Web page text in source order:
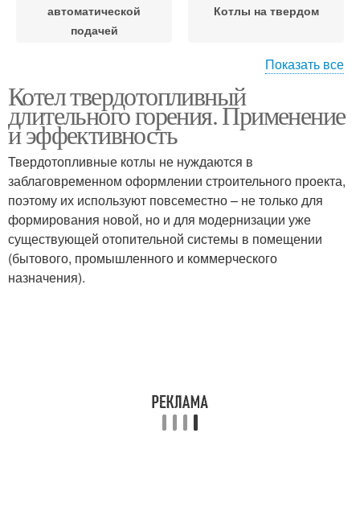
автоматической
подачей
Котлы на твердом
Универсальные котлы
Сгорания в газовом
Газовые котлы Котлы с открытой и
Пиролизный котёл
Энергозависимые
Показать все
Котел твердотопливный
длительного горения. Применение
и эффективность
Твердотопливные котлы не нуждаются в
заблаговременном оформлении строительного проекта,
поэтому их используют повсеместно – не только для
формирования новой, но и для модернизации уже
существующей отопительной системы в помещении
(бытового, промышленного и коммерческого
назначения).